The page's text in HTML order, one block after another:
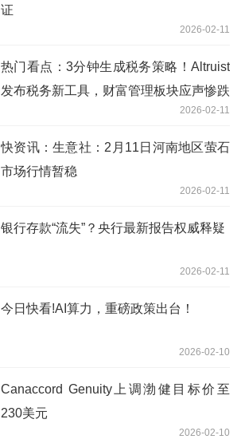
证
2026-02-11
热门看点：3分钟生成税务策略！Altruist
发布税务新工具，财富管理板块应声惨跌
2026-02-11
快资讯：生意社：2月11日河南地区萤石
市场行情暂稳
2026-02-11
银行存款“流失”？央行最新报告权威释疑
2026-02-11
今日快看!AI算力，重磅政策出台！
2026-02-10
Canaccord Genuity上调渤健目标价至
230美元
2026-02-10